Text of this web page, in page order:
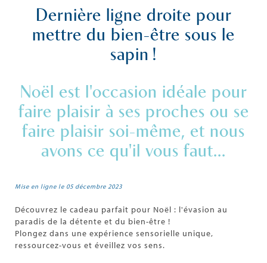
Dernière ligne droite pour
mettre du bien-être sous le
sapin !
Noël est l'occasion idéale pour
faire plaisir à ses proches ou se
faire plaisir soi-même, et nous
avons ce qu'il vous faut...
Mise en ligne le 05 décembre 2023
Découvrez le cadeau parfait pour Noël : l'évasion au
paradis de la détente et du bien-être !
Plongez dans une expérience sensorielle unique,
ressourcez-vous et éveillez vos sens.